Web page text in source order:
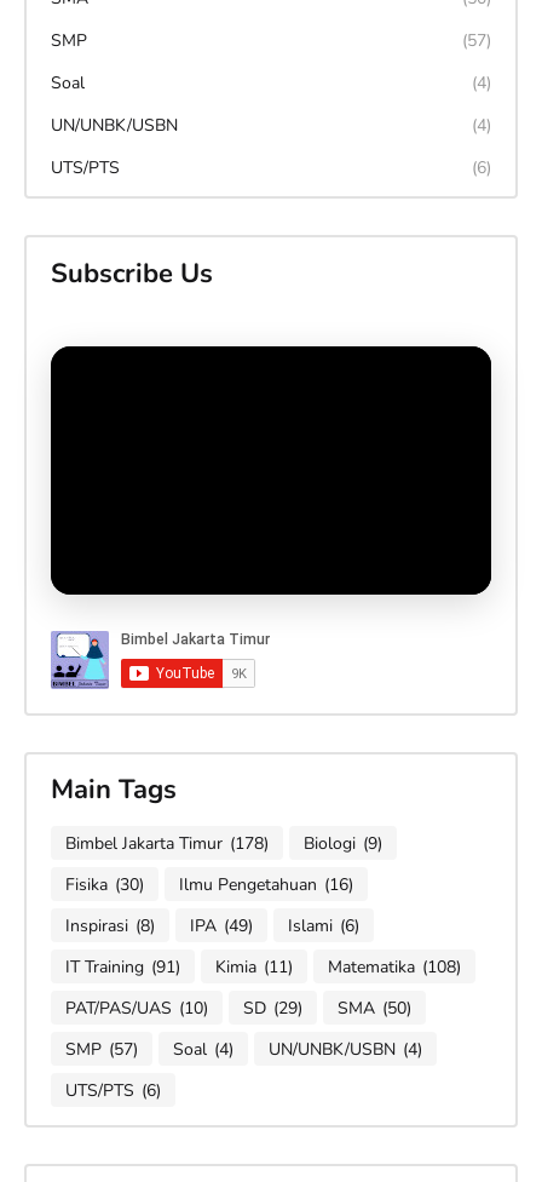
SMP
(57)
Soal
(4)
UN/UNBK/USBN
(4)
UTS/PTS
(6)
Subscribe Us
Main Tags
Bimbel Jakarta Timur (178) Biologi (9)
Fisika (30) Ilmu Pengetahuan (16)
Inspirasi (8) IPA (49) Islami (6)
IT Training (91) Kimia (11) Matematika (108)
PAT/PAS/UAS (10) SD (29) SMA (50)
SMP (57) Soal (4) UN/UNBK/USBN (4)
UTS/PTS (6)